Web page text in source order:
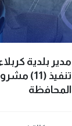
مدير بلدية
تنفيذ
المحافظة